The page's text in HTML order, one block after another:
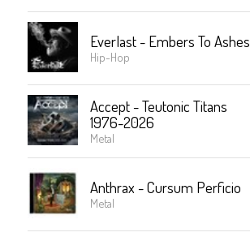
Everlast - Embers To Ashes
Hip-Hop
Accept - Teutonic Titans
1976-2026
Metal
Anthrax - Cursum Perficio
Metal